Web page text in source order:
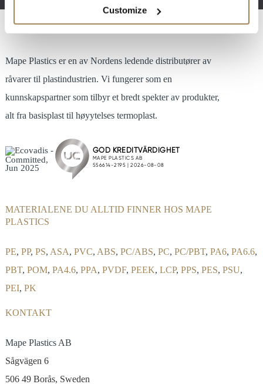
Customize
Mape Plastics er en av Nordens ledende distributører av
råvarer til plastindustrien. Vi fungerer som en
kunnskapspartner som tilbyr et bredt spekter av produkter,
alt fra basisplast til høyytelses termoplast.
MATERIALENE DU ALLTID FINNER HOS MAPE
PLASTICS
PE,PP,PS, ASA,PVC, ABS,PC/ABS,PC,PC/PBT,PA6,PA6.6,
PBT,POM,PA4.6,PPA,PVDF,PEEK,LCP,PPS,PES,PSU,
PEI,PK
KONTAKT
Mape Plastics AB
Sågvägen 6
506 49 Borås, Sweden